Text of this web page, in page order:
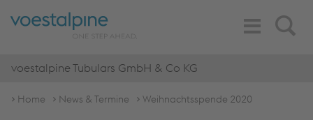
Search
Toggle
Navigation
voestalpine Tubulars GmbH & Co KG
Home News & Termine Weihnachtsspende 2020